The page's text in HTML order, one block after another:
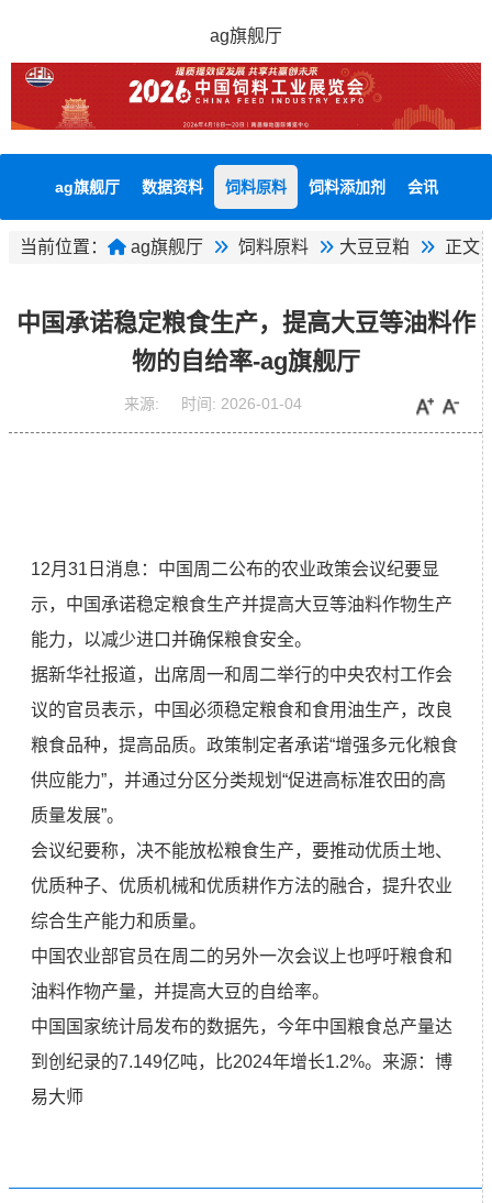
ag旗舰厅
ag旗舰厅 数据资料 饲料原料 饲料添加剂 会讯
当前位置： ag旗舰厅 饲料原料 大豆豆粕 正文
中国承诺稳定粮食生产，提高大豆等油料作
物的自给率-ag旗舰厅
来源: 时间: 2026-01-04
12月31日消息：中国周二公布的农业政策会议纪要显
示，中国承诺稳定粮食生产并提高大豆等油料作物生产
能力，以减少进口并确保粮食安全。
据新华社报道，出席周一和周二举行的中央农村工作会
议的官员表示，中国必须稳定粮食和食用油生产，改良
粮食品种，提高品质。政策制定者承诺“增强多元化粮食
供应能力”，并通过分区分类规划“促进高标准农田的高
质量发展”。
会议纪要称，决不能放松粮食生产，要推动优质土地、
优质种子、优质机械和优质耕作方法的融合，提升农业
综合生产能力和质量。
中国农业部官员在周二的另外一次会议上也呼吁粮食和
油料作物产量，并提高大豆的自给率。
中国国家统计局发布的数据先，今年中国粮食总产量达
到创纪录的7.149亿吨，比2024年增长1.2%。 来源：博
易大师